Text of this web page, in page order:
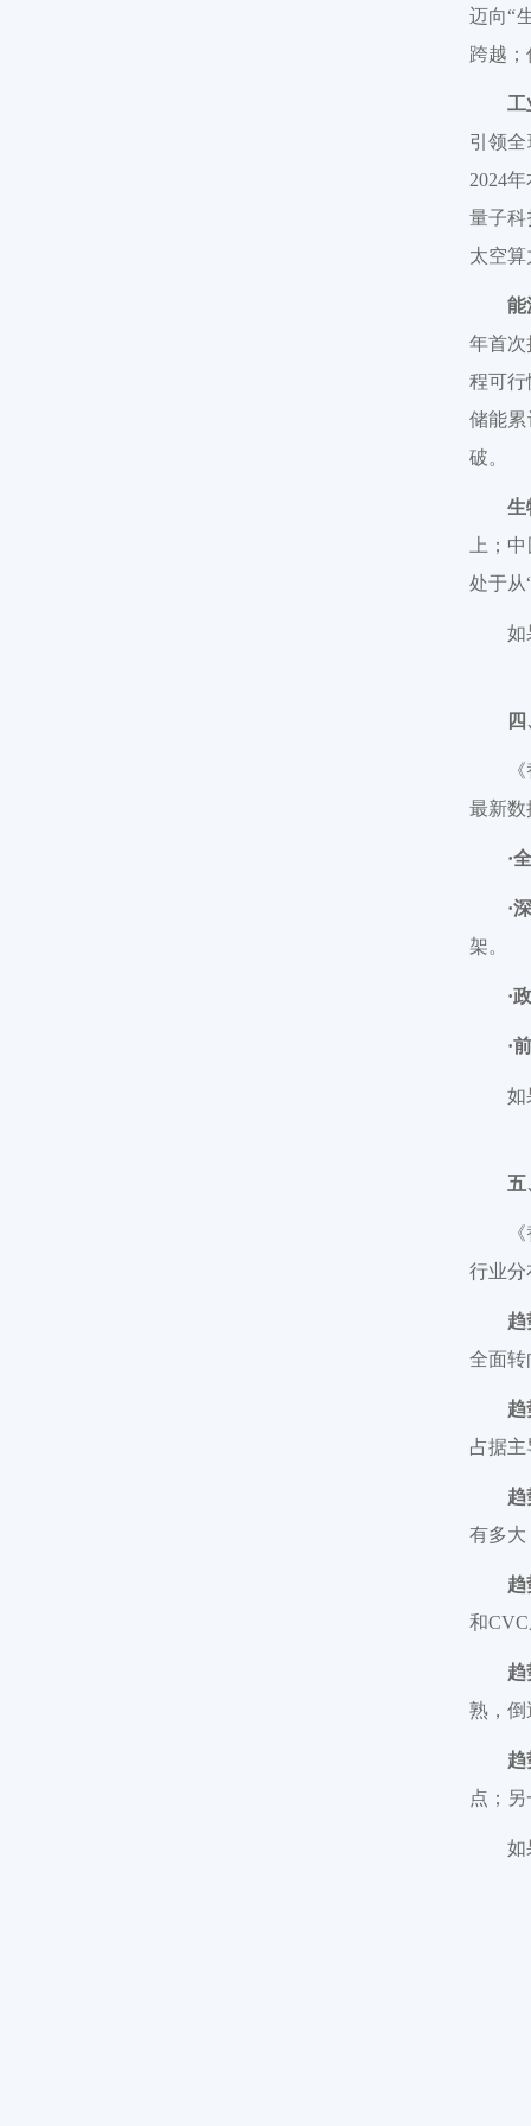
迈向“
跨越；
工
引领
2024
量子科
太空
能
年首次
程可行
储能累
破。
生
上；
处于从
如
最新数
·
·
架。
·
·
如
五
行业分
趋
全面转
趋
占据主
趋
有多大
趋
和
趋
熟，倒
趋
点；
如